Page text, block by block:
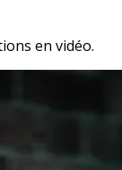
en vidéo.